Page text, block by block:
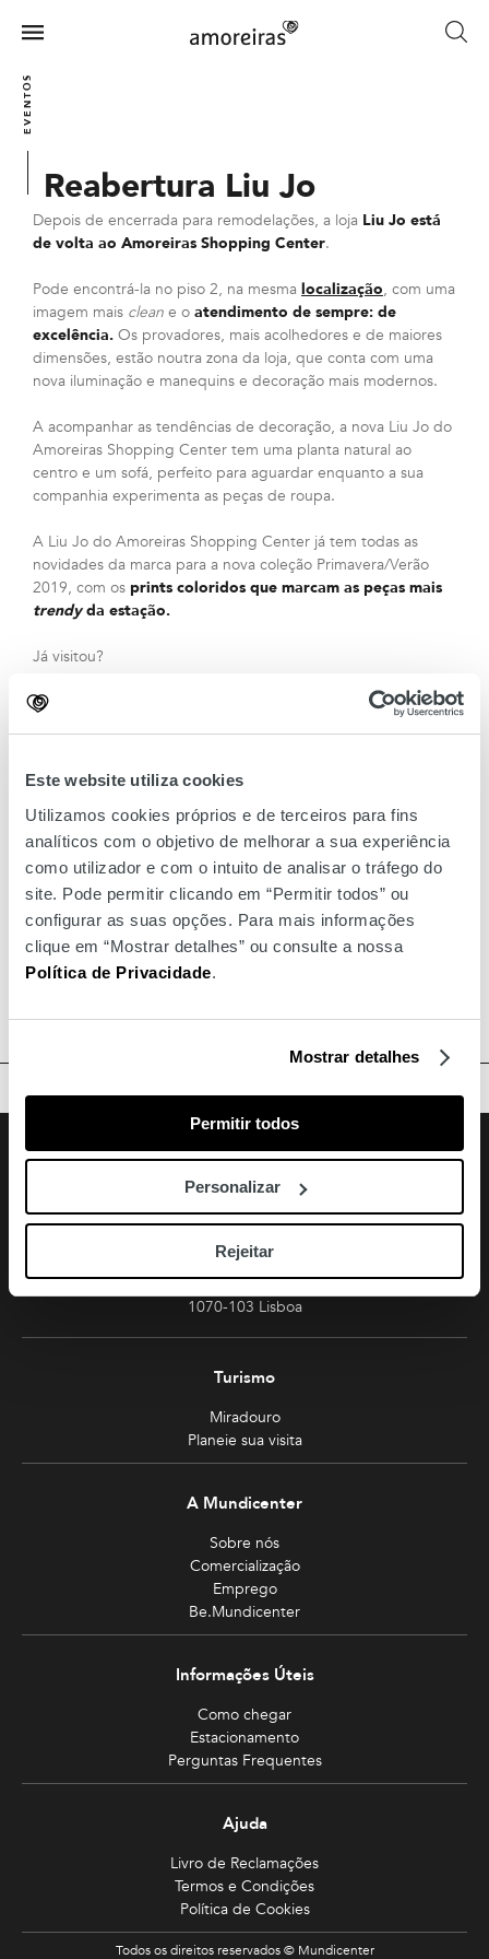
Este website utiliza cookies
Utilizamos cookies próprios e de terceiros para fins
analíticos com o objetivo de melhorar a sua experiência
como utilizador e com o intuito de analisar o tráfego do
site. Pode permitir clicando em “Permitir todos” ou
configurar as suas opções. Para mais informações
clique em “Mostrar detalhes” ou consulte a nossa
Política de Privacidade.
Mostrar detalhes
Permitir todos
Personalizar
Rejeitar
mainMenu
EVENTOS
Reabertura Liu Jo
Depois de encerrada para remodelações, a loja Liu Jo está
de volta ao Amoreiras Shopping Center.
Pode encontrá-la no piso 2, na mesma localização, com uma
imagem mais clean e o atendimento de sempre: de
excelência. Os provadores, mais acolhedores e de maiores
dimensões, estão noutra zona da loja, que conta com uma
nova iluminação e manequins e decoração mais modernos.
A acompanhar as tendências de decoração, a nova Liu Jo do
Amoreiras Shopping Center tem uma planta natural ao
centro e um sofá, perfeito para aguardar enquanto a sua
companhia experimenta as peças de roupa.
A Liu Jo do Amoreiras Shopping Center já tem todas as
novidades da marca para a nova coleção Primavera/Verão
2019, com os prints coloridos que marcam as peças mais
trendyda estação.
Já visitou?
FacebookInstagram
Amoreiras
amoreiras-shopping@mundicenter.pt
Av. Eng. Duarte Pacheco
1070-103 Lisboa
Turismo
Miradouro
Planeie sua visita
A Mundicenter
Sobre nós
Comercialização
Emprego
Be.Mundicenter
Informações Úteis
Como chegar
Estacionamento
Perguntas Frequentes
Ajuda
Livro de Reclamações
Termos e Condições
Política de Cookies
Todos os direitos reservados © Mundicenter